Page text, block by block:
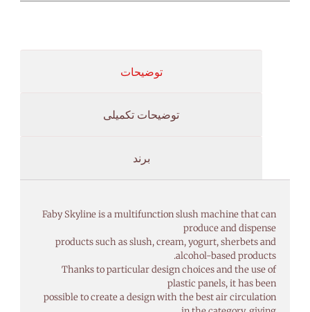
توضیحات
توضیحات تکمیلی
برند
Faby Skyline is a multifunction slush machine that can
produce and dispense
products such as slush, cream, yogurt, sherbets and
alcohol-based products.
Thanks to particular design choices and the use of
plastic panels, it has been
possible to create a design with the best air circulation